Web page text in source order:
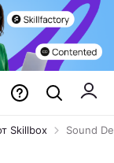
Skillbox Sound